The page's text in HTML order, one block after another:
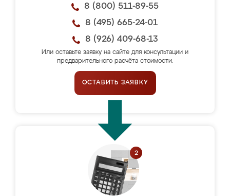
8 (800) 511-89-55
8 (495) 665-24-01
8 (926) 409-68-13
Или оставьте заявку на сайте для консультации и
предварительного расчёта стоимости.
ОСТАВИТЬ ЗАЯВКУ